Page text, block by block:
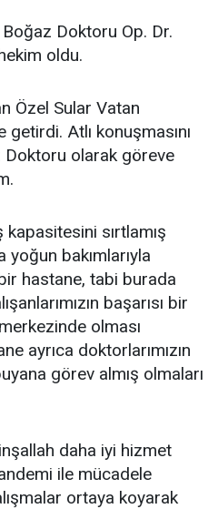
Doktoru Op. Dr.
oldu.
Özel Sular Vatan
Atlı konuşmasını
Doktoru olarak göreve
sırtlamış
bakımlarıyla
hastane, tabi burada
başarısı bir
olması
ayrıca doktorlarımızın
görev almış olmaları
daha iyi hizmet
ile mücadele
ortaya koyarak